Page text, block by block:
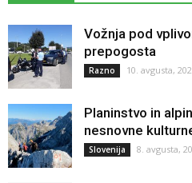
Vožnja pod
prepogosta
Razno 10. avgusta,
Planinstvo in
nesnovne
Slovenija 8. avgusta,